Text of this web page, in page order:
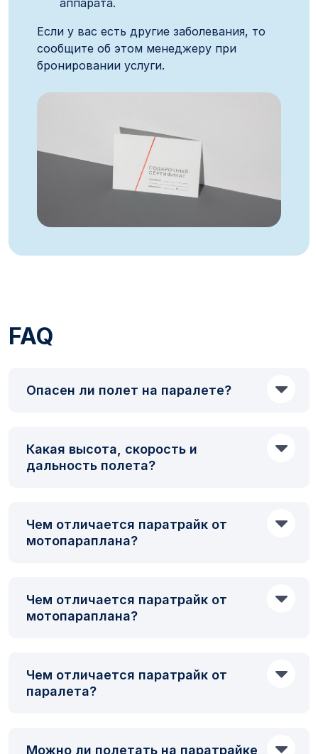
Если у вас есть другие заболевания, то
сообщите об этом менеджеру при
бронировании услуги.
FAQ
Опасен ли полет на паралете?
Какая высота, скорость и
дальность полета?
Чем отличается паратрайк от
мотопараплана?
Чем отличается паратрайк от
мотопараплана?
Чем отличается паратрайк от
паралета?
Можно ли полетать на паратрайке